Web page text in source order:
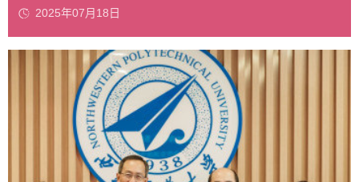
2025年07月18日